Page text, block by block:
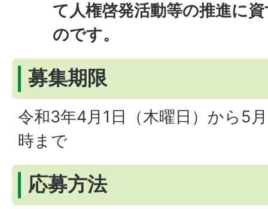
て人権啓発活動等の推進に
のです。
募集期限
令和3年4月1日（木曜日）から5
時まで
応募方法